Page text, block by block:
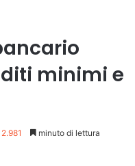
minimi e
2.981 minuto di lettura